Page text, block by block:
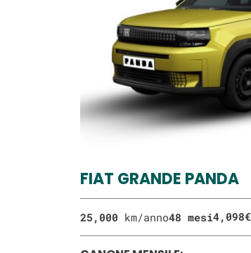
FIAT GRANDE PANDA
25,000 km/anno48 mesi4,098€